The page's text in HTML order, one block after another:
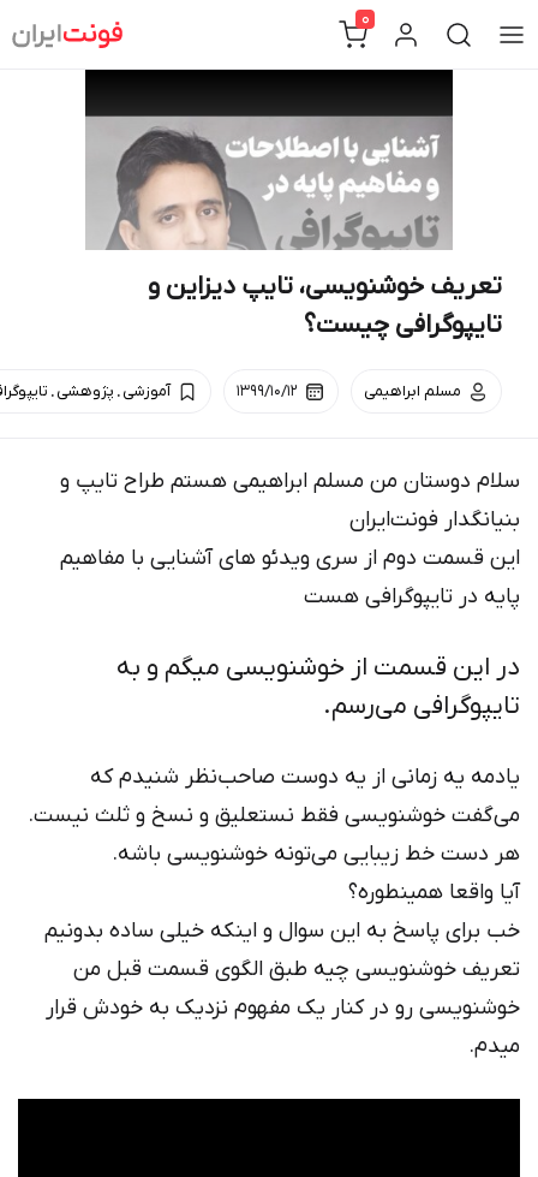
to
0
تعریف خوشنویسی، تایپ دیزاین و
تایپوگرافی چیست؟
مسلم ابراهیمی ۱۳۹۹/۱۰/۱۲ آموزشی. پژوهشی.
سلام دوستان من مسلم ابراهیمی هستم طراح تایپ و
بنیانگدار فونت‌ایران
این قسمت دوم از سری ویدئو ‌های آشنایی با مفاهیم
پایه در تایپوگرافی هست
در این قسمت از خوشنویسی میگم و به
تایپوگرافی می‌رسم.
یادمه یه زمانی از یه دوست صاحب‌نظر شنیدم که
می‌گفت خوشنویسی فقط نستعلیق و نسخ و ثلث نیست.
هر دست خط زیبایی می‌تونه خوشنویسی باشه.
آیا واقعا همینطوره؟
خب برای پاسخ به این سوال و اینکه خیلی ساده بدونیم
تعریف خوشنویسی چیه طبق الگوی قسمت قبل من
خوشنویسی رو در کنار یک مفهوم نزدیک به خودش قرار
میدم.